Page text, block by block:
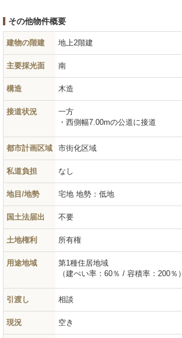
その他物件概要
建物の階建 地上2階建
主要採光面 南
構造 木造
接道状況
一方
西側幅7.00mの公道に接道
都市計画区域 市街化区域
私道負担 なし
地目/地勢 宅地 地勢：低地
国土法届出 不要
土地権利 所有権
用途地域
第1種住居地域
（建ぺい率：60％ / 容積率：200％）
引渡し 相談
現況 空き